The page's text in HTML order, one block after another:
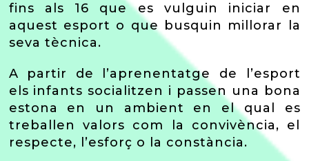
fins als 16 que es vulguin iniciar en
aquest esport o que busquin millorar la
seva tècnica.
A partir de l’aprenentatge de l’esport
els infants socialitzen i passen una bona
estona en un ambient en el qual es
treballen valors com la convivència, el
respecte, l’esforç o la constància.